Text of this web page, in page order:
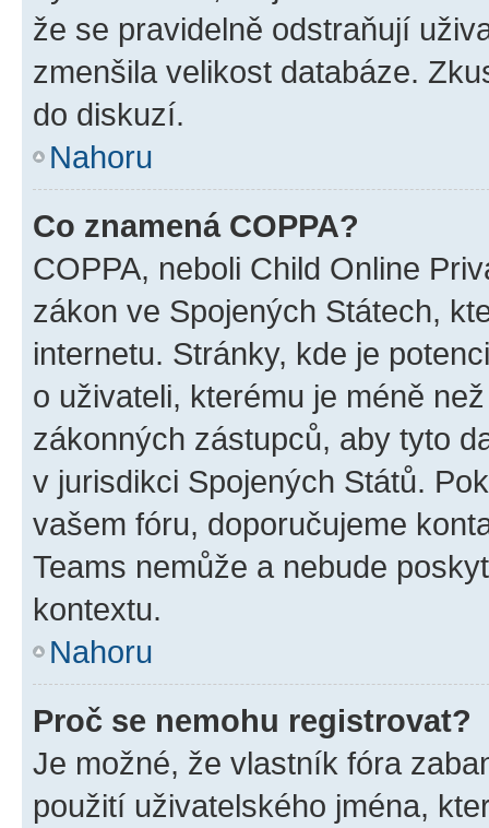
že se pravidelně odstraňují
zmenšila velikost databáze.
do diskuzí.
Nahoru
Co znamená COPPA?
COPPA, neboli Child Online
zákon ve Spojených Státech,
internetu. Stránky, kde je
o uživateli, kterému je méně
zákonných zástupců, aby tyto
v jurisdikci Spojených Států.
vašem fóru, doporučujeme
Teams nemůže a nebude
kontextu.
Nahoru
Proč se nemohu registrovat?
Je možné, že vlastník fóra
použití uživatelského jména,